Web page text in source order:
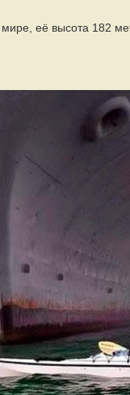
её высота 182